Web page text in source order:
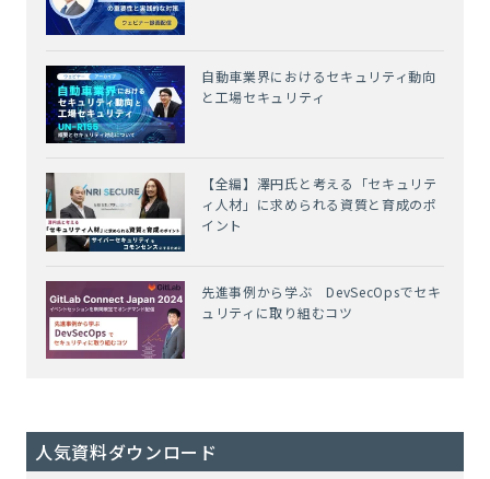
自動車業界におけるセキュリティ動向
と工場セキュリティ
【全編】澤円氏と考える「セキュリテ
ィ人材」に求められる資質と育成のポ
イント
先進事例から学ぶ DevSecOpsでセキ
ュリティに取り組むコツ
人気資料ダウンロード